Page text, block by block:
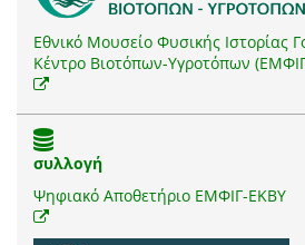
Εθνικό Μουσείο Φυσικής Ιστορίας
Κέντρο Βιοτόπων-Υγροτόπων
συλλογή
Ψηφιακό Αποθετήριο ΕΜΦΙΓ-ΕΚΒΥ